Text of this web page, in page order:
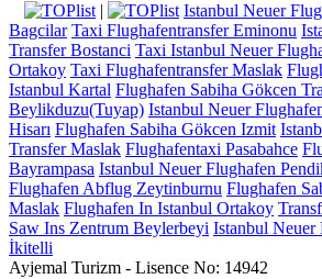
|
Istanbul Neuer
Bagcilar Taxi Flughafentransfer Eminonu
Transfer Bostanci Taxi Istanbul Neuer
Ortakoy Taxi Flughafentransfer Maslak
Istanbul Kartal Flughafen Sabiha Gökcen
Beylikduzu(Tuyap) Istanbul Neuer
Hisarı Flughafen Sabiha Gökcen Izmit
Transfer Maslak Flughafentaxi Pasabahce
Bayrampasa Istanbul Neuer Flughafen
Flughafen Abflug Zeytinburnu Flughafen
Maslak Flughafen In Istanbul Ortakoy
Saw Ins Zentrum Beylerbeyi Istanbul Neuer
İkitelli
Ayjemal Turizm - Lisence No: 14942